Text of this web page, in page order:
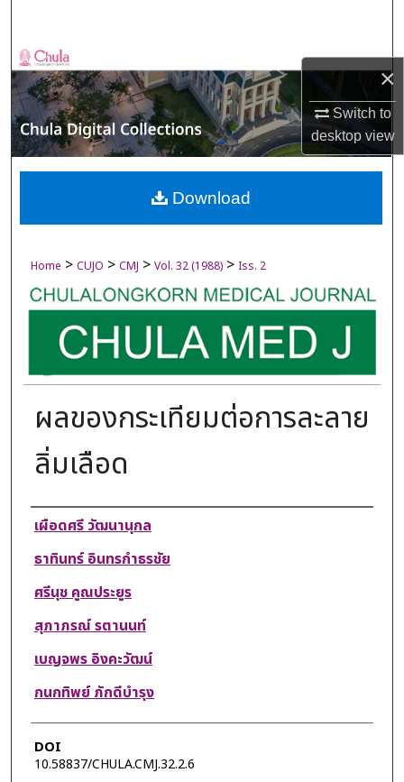
×
Switch to
desktopview
Browse Collections
My Account
About
Digital Commons Network™
Home > CUJO > CMJ > Vol. 32 (1988) > Iss. 2
ผลของกระเทียมต่อการละลาย
ลิ่มเลือด
Authors
เผือดศรี วัฒนานุกล
ธาทินทร์ อินทรกำธรชัย
ศรีนุช คูณประยูร
สุภาภรณ์ รตานนท์
เบญจพร อิงคะวัฒน์
กนกทิพย์ ภักดีบำรุง
DOI
10.58837/CHULA.CMJ.32.2.6
Download